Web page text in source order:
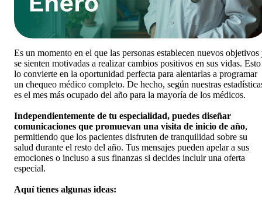
Es un momento en el que las personas establecen nuevos objetivos
se sienten motivadas a realizar cambios positivos en sus vidas. Esto
lo convierte en la oportunidad perfecta para alentarlas a programar
un chequeo médico completo. De hecho, según nuestras
es el mes más ocupado del año para la mayoría de los médicos.
Independientemente de tu especialidad, puedes diseñar
comunicaciones que promuevan una visita de inicio de año,
permitiendo que los pacientes disfruten de tranquilidad sobre su
salud durante el resto del año. Tus mensajes pueden apelar a sus
emociones o incluso a sus finanzas si decides incluir una oferta
especial.
Aquí tienes algunas ideas: